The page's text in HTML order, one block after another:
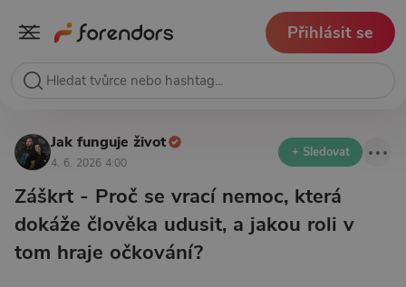
Přihlásit se
Jak funguje život
4. 6. 2026 4:00
+ Sledovat
Záškrt - Proč se vrací nemoc, která
dokáže člověka udusit, a jakou roli v
tom hraje očkování?